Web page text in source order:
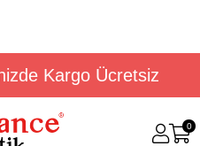
Kargo Ücretsiz
0